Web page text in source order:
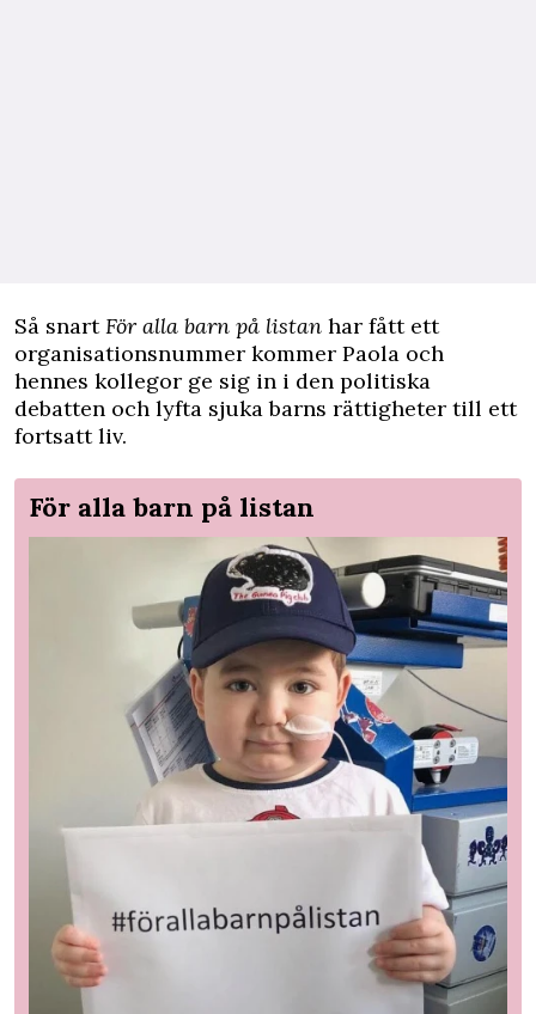
Så snartFör alla barn på listan har fått ett
organisationsnummer kommer Paola och
hennes kollegor ge sig in i den politiska
debatten och lyfta sjuka barns rättigheter till ett
fortsatt liv.
För alla barn på listan